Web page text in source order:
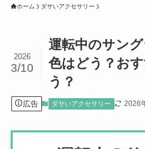
ホーム ダサいアクセサリー
運転中のサン
色はどう？お
う？
2026
3/10
広告 ダサいアクセサリー 2026